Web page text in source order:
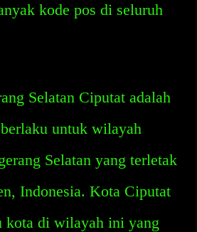
kode pos di seluruh
Selatan Ciputat adalah
untuk wilayah
Selatan yang terletak
Indonesia. Kota Ciputat
kota di wilayah ini yang